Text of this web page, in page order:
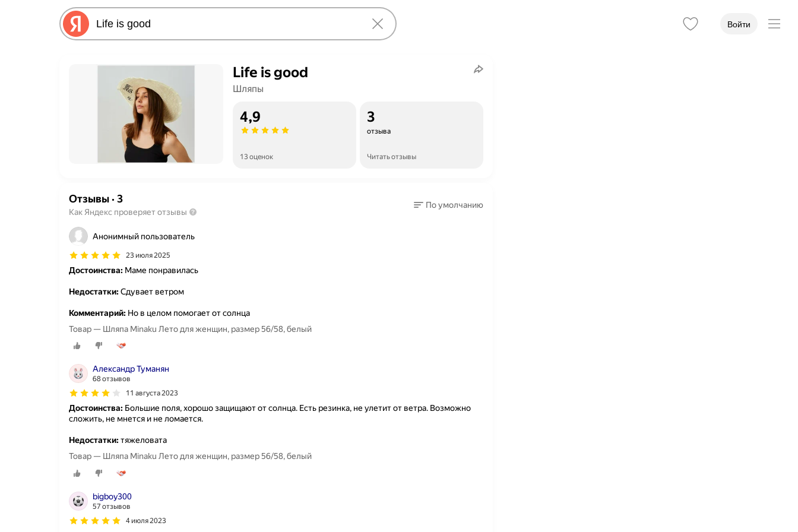
Войти
Life is good
Шляпы
4,9
13 оценок
3
отзыва
Читать отзывы
Отзывы· 3
Как Яндекс проверяет отзывы
По умолчанию
Анонимный пользователь
23 июля 2025
Достоинства: Маме понравилась
Недостатки:Сдувает ветром
Комментарий: Но в целом помогает от солнца
Товар — Шляпа Minaku Лето для женщин, размер 56/58, белый
Александр Туманян
68 отзывов
11 августа 2023
Достоинства: Большие поля, хорошо защищают от солнца. Есть резинка, не улетит от ветра. Возможно
сложить, не мнется и не ломается.
Недостатки:тяжеловата
Товар — Шляпа Minaku Лето для женщин, размер 56/58, белый
bigboy300
57 отзывов
4 июля 2023